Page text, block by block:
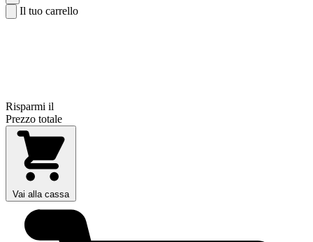
Il tuo carrello
Risparmi il
Prezzo totale
Vai alla cassa